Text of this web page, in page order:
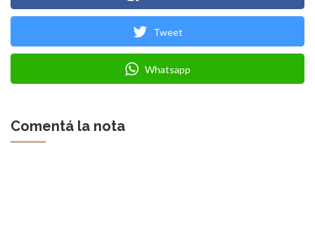
Tweet
Whatsapp
Comentá la nota